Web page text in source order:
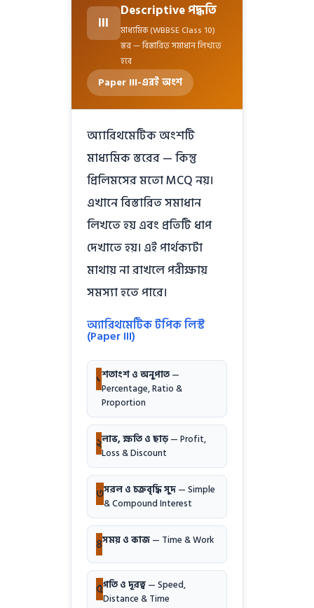
III
Descriptive পদ্ধতি
মাধ্যমিক (WBBSE Class 10)
স্তর — বিস্তারিত সমাধান লিখতে
হবে
Paper III-এরই অংশ
অ্যারিথমেটিক অংশটি
মাধ্যমিক স্তরের — কিন্তু
প্রিলিমসের মতো MCQ নয়।
এখানে বিস্তারিত সমাধান
লিখতে হয় এবং প্রতিটি ধাপ
দেখাতে হয়। এই পার্থক্যটা
মাথায় না রাখলে পরীক্ষায়
সমস্যা হতে পারে।
অ্যারিথমেটিক টপিক লিস্ট
(Paper III)
১শতাংশ ও অনুপাত—
Percentage, Ratio &
Proportion
২লাভ, ক্ষতি ও ছাড়— Profit,
Loss & Discount
৩সরল ও চক্রবৃদ্ধি সুদ— Simple
& Compound Interest
৪সময় ও কাজ— Time & Work
৫গতি ও দূরত্ব— Speed,
Distance & Time